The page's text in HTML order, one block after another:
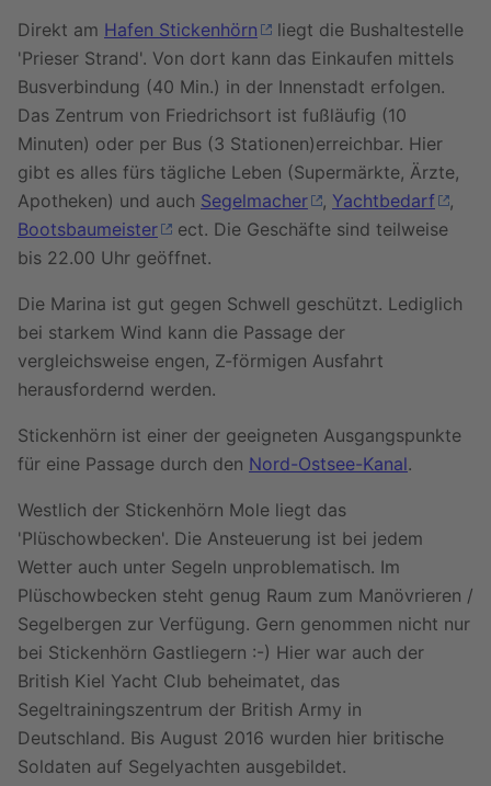
Direkt am Hafen Stickenhörn
liegt die Bushaltestelle
'Prieser Strand'. Von dort kann das Einkaufen mittels
Busverbindung (40 Min.) in der Innenstadt erfolgen.
Das Zentrum von Friedrichsort ist fußläufig (10
Minuten) oder per Bus (3 Stationen)erreichbar. Hier
gibt es alles fürs tägliche Leben (Supermärkte, Ärzte,
Apotheken) und auch Segelmacher , Yachtbedarf
,
Bootsbaumeister
ect. Die Geschäfte sind teilweise
bis 22.00 Uhr geöffnet.
Die Marina ist gut gegen Schwell geschützt. Lediglich
bei starkem Wind kann die Passage der
vergleichsweise engen, Z-förmigen Ausfahrt
herausfordernd werden.
Stickenhörn ist einer der geeigneten Ausgangspunkte
für eine Passage durch den Nord-Ostsee-Kanal.
Westlich der Stickenhörn Mole liegt das
'Plüschowbecken'. Die Ansteuerung ist bei jedem
Wetter auch unter Segeln unproblematisch. Im
Plüschowbecken steht genug Raum zum Manövrieren /
Segelbergen zur Verfügung. Gern genommen nicht nur
bei Stickenhörn Gastliegern :-) Hier war auch der
British Kiel Yacht Club beheimatet, das
Segeltrainingszentrum der British Army in
Deutschland. Bis August 2016 wurden hier britische
Soldaten auf Segelyachten ausgebildet.